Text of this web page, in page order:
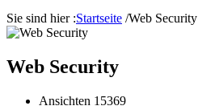
Sie sind hier :Startseite /Web Security
Web Security
Ansichten 15369